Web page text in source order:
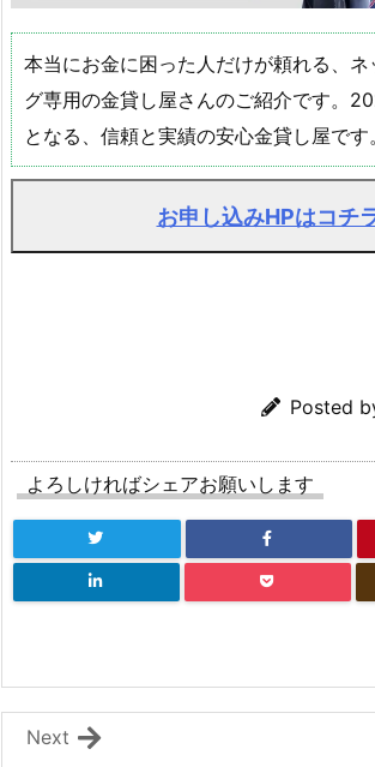
本当にお金に困った人だけが頼れる、
グ専用の金貸し屋さんのご紹介です。
となる、信頼と実績の安心金貸し屋です。
お申し込みHPはコチ
Posted
よろしければシェアお願いします
Next